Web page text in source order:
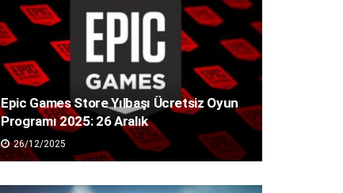
Epic Games Store Yılbaşı Ücretsiz Oyun
Programı 2025: 26 Aralık
26/12/2025